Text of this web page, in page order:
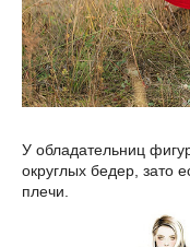
У обладательниц
округлых бедер, зато
плечи.